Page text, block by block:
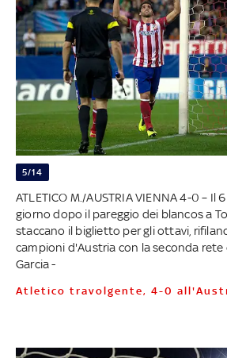
5/14
ATLETICO M./AUSTRIA VIENNA 4-0 – Il
giorno dopo il pareggio dei blancos a
staccano il biglietto per gli ottavi,
campioni d'Austria con la seconda rete
Garcia -
Atletico travolgente, 4-0